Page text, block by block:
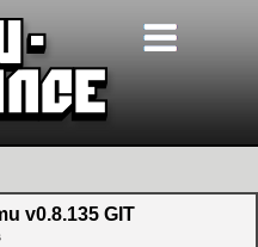
v0.8.135 GIT